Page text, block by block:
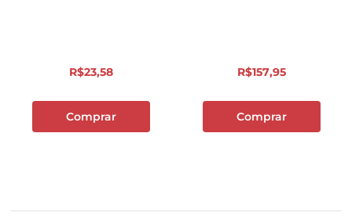
R$23,58
Comprar
R$157,95
Comprar